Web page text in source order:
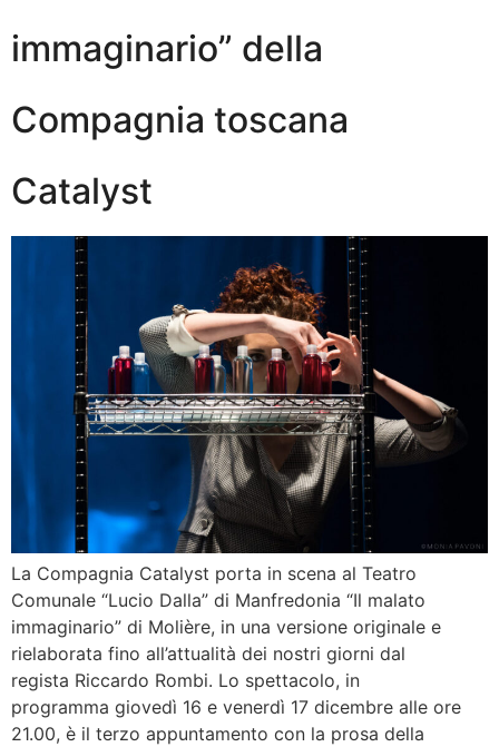
immaginario” della
Compagnia toscana
Catalyst
La Compagnia Catalyst porta in scena al Teatro
Comunale “Lucio Dalla” di Manfredonia “Il malato
immaginario” di Molière, in una versione originale e
rielaborata fino all’attualità dei nostri giorni dal
regista Riccardo Rombi. Lo spettacolo, in
programma giovedì 16 e venerdì 17 dicembre alle ore
21.00, è il terzo appuntamento con la prosa della